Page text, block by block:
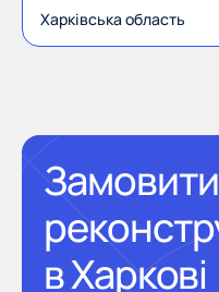
Харківська область
Замовити
в Харкові